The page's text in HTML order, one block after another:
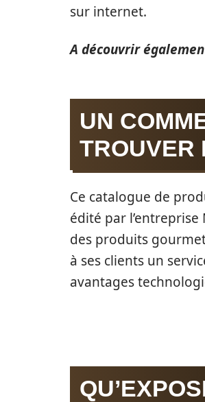
sur internet.
A découvrir
UN
TROUVER
Ce catalogue de
édité par
des produits
à ses clients un
avantages